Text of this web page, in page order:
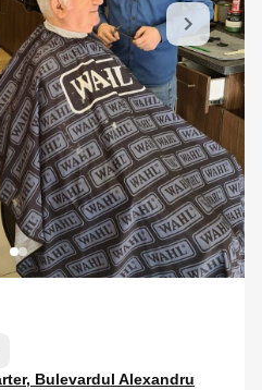
Bulevardul Alexandru